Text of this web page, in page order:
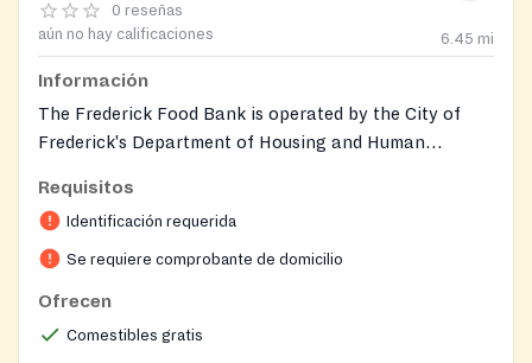
0 reseñas
aún no hay calificaciones
6.45 mi
Información
The Frederick Food Bank is operated by the City of
Frederick's Department of Housing and Human
nutritious groceries to individuals and families facing
economic hardship, serving between 600 and 800
households each month. The program serves very low-
a nondiscriminatory program following USDA
guidelines. Two locations serve the community: the
Requisitos
Identificación requerida
Se requiere comprobante de domicilio
Ofrecen
Comestibles gratis